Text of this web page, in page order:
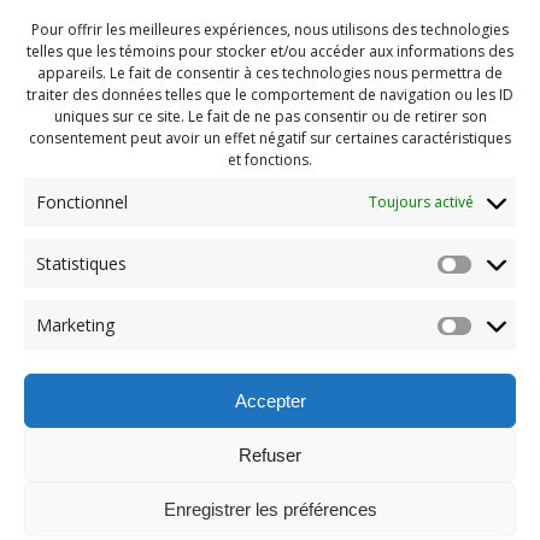
Pour offrir les meilleures expériences, nous utilisons des technologies
telles que les témoins pour stocker et/ou accéder aux informations des
appareils. Le fait de consentir à ces technologies nous permettra de
traiter des données telles que le comportement de navigation ou les ID
uniques sur ce site. Le fait de ne pas consentir ou de retirer son
consentement peut avoir un effet négatif sur certaines caractéristiques
et fonctions.
Fonctionnel Toujours activé
Statistiques
Marketing
Accepter
Refuser
Enregistrer les préférences
Navigation
de
l'article
Previous
Party fin été 2022 (52)
© 2026 Maison des Jeunes de Boucherville.